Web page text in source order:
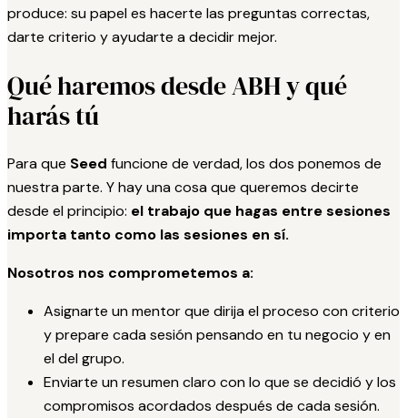
produce: su papel es hacerte las preguntas correctas,
darte criterio y ayudarte a decidir mejor.
Qué haremos desde ABH y qué
harás tú
Para que Seed funcione de verdad, los dos ponemos de
nuestra parte. Y hay una cosa que queremos decirte
desde el principio: el trabajo que hagas entre sesiones
importa tanto como las sesiones en sí.
Nosotros nos comprometemos a:
Asignarte un mentor que dirija el proceso con criterio
y prepare cada sesión pensando en tu negocio y en
el del grupo.
Enviarte un resumen claro con lo que se decidió y los
compromisos acordados después de cada sesión.